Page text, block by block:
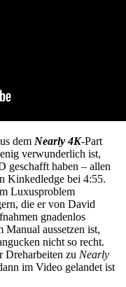
dem Nearly 4K-Part
verwunderlich ist,
geschafft haben – allen
Kinkedledge bei 4:55.
Luxusproblem
die er von David
gnadenlos
Manual aussetzen ist,
nicht so recht.
Dreharbeiten zu Nearly
im Video gelandet ist